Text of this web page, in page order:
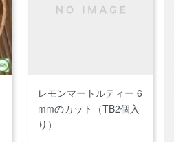
レモンマートルティー 6
mmのカット（TB2個入
り）